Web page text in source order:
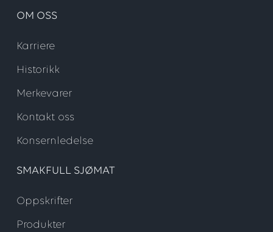
OM OSS
Karriere
Historikk
Merkevarer
Kontakt oss
Konsernledelse
SMAKFULL SJØMAT
Oppskrifter
Produkter